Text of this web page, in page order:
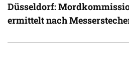
Düsseldorf:
ermittelt nach